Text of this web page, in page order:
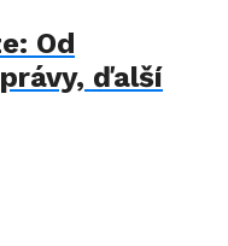
Od
ďalší